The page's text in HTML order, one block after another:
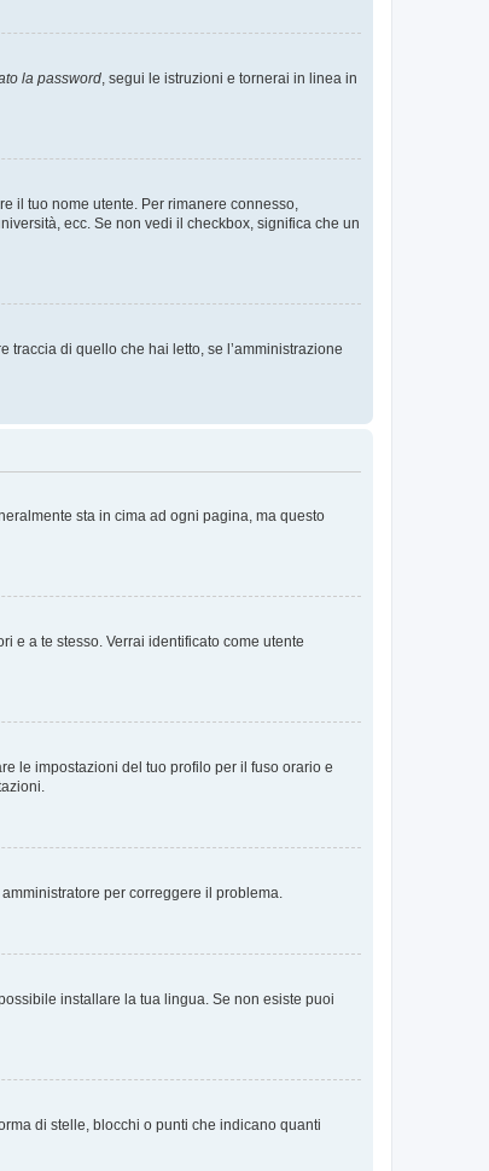
la password , segui le istruzioni e tornerai in linea in
il tuo nome utente. Per rimanere connesso,
ecc. Se non vedi il checkbox, significa che un
traccia di quello che hai letto, se l’amministrazione
sta in cima ad ogni pagina, ma questo
e a te stesso. Verrai identificato come utente
le impostazioni del tuo profilo per il fuso orario e
per correggere il problema.
installare la tua lingua. Se non esiste puoi
di stelle, blocchi o punti che indicano quanti